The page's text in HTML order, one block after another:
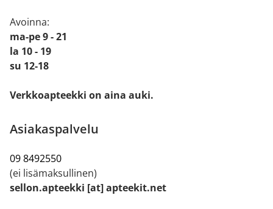
Avoinna:
ma-pe 9 - 21
la 10 - 19
su 12-18
Verkkoapteekki on aina auki.
Asiakaspalvelu
09 8492550
(ei lisämaksullinen)
sellon.apteekki [at] apteekit.net